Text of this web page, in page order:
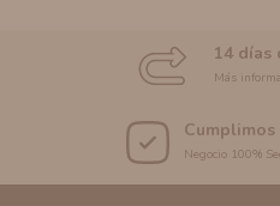
14 días
Más
Negocio 100%